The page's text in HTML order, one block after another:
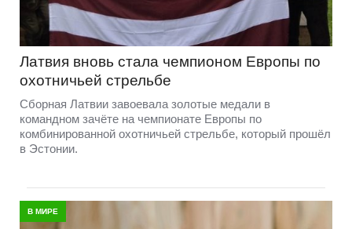
Латвия вновь стала чемпионом Европы по
охотничьей стрельбе
Сборная Латвии завоевала золотые медали в
командном зачёте на чемпионате Европы по
комбинированной охотничьей стрельбе, который прошёл
в Эстонии.
В МИРЕ